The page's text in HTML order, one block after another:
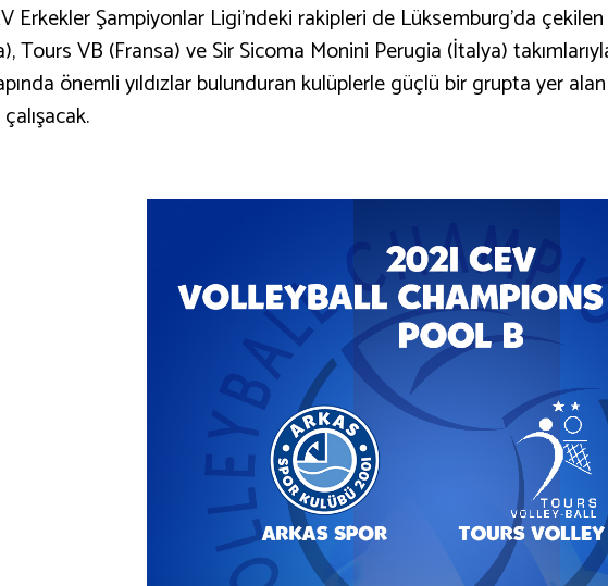
Erkekler Şampiyonlar Ligi’ndeki rakipleri de Lüksemburg’da
Tours VB (Fransa) ve Sir Sicoma Monini Perugia (İtalya)
önemli yıldızlar bulunduran kulüplerle güçlü bir grupta yer alan